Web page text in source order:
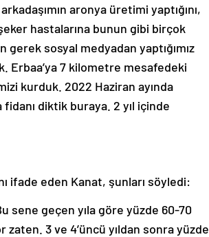
aronya üretimi yaptığını,
hastalarına bunun gibi birçok
sosyal medyadan yaptığımız
Erbaa’ya 7 kilometre mesafedeki
kurduk. 2022 Haziran ayında
fidanı diktik buraya. 2 yıl içinde
ifade eden Kanat, şunları söyledi:
sene geçen yıla göre yüzde 60-70
3 ve 4’üncü yıldan sonra yüzde